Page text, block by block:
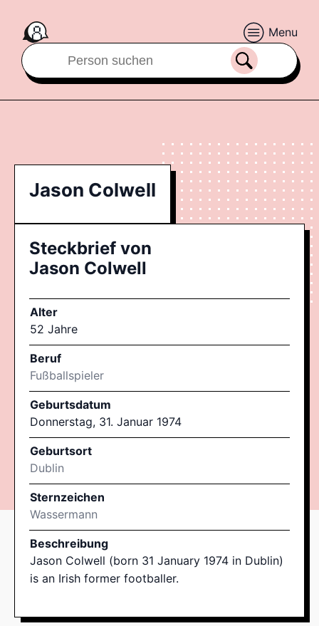
Menu
Jason Colwell
Steckbrief von
Jason Colwell
Alter
52 Jahre
Beruf
Fußballspieler
Geburtsdatum
Donnerstag, 31. Januar 1974
Geburtsort
Dublin
Sternzeichen
Wassermann
Beschreibung
Jason Colwell (born 31 January 1974 in Dublin)
is an Irish former footballer.